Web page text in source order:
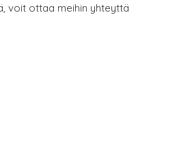
voit ottaa meihin yhteyttä